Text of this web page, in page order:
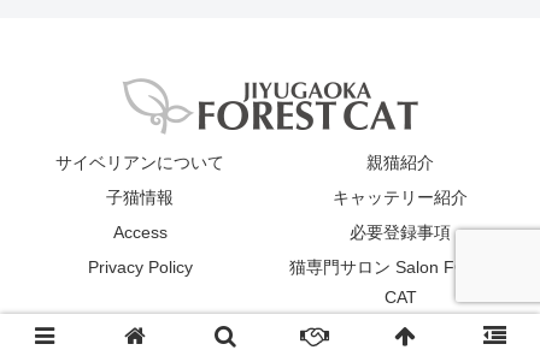
サイベリアンについて
親猫紹介
子猫情報
キャッテリー紹介
Access
必要登録事項
Privacy Policy
猫専門サロン Salon FOREST
CAT
© 2019 JIYUGAOKA FOREST CAT All Rights Reserved.